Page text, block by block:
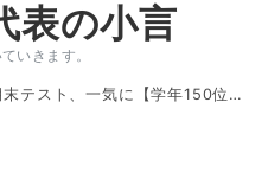
表の小言
いきます。
テスト、一気に【学年150位UP】